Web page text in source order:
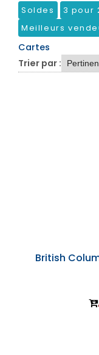
Soldes 3 pour
Meilleurs
Cartes
Trier par :
British